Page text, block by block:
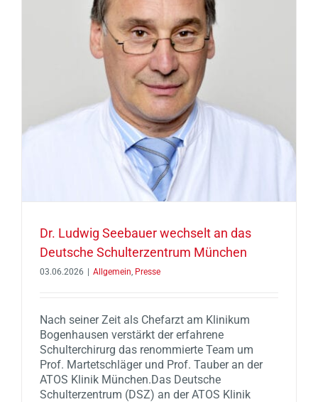
Dr. Ludwig Seebauer wechselt an das
Deutsche Schulterzentrum München
03.06.2026 Allgemein, Presse
Nach seiner Zeit als Chefarzt am Klinikum
Bogenhausen verstärkt der erfahrene
Schulterchirurg das renommierte Team um
Prof. Martetschläger und Prof. Tauber an der
ATOS Klinik München.Das Deutsche
Schulterzentrum (DSZ) an der ATOS Klinik